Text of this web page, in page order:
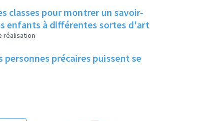
classes pour montrer un savoir-
enfants à différentes sortes d'art
réalisation
précaires puissent se